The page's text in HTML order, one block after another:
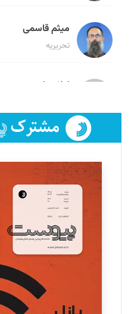
میثم قاسمی
تحریریه
لیلا حنارود
فائزه فتحی رستمی
تحریریه
سروش کرمیان
تحریریه
مینا پاکدل